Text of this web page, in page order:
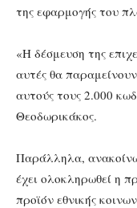
της εφαρμογής του
«Η δέσμευση της
αυτές θα
αυτούς τους 2.000
Θεοδωρικάκος.
Παράλληλα,
έχει ολοκληρωθεί η
προϊόν εθνικής